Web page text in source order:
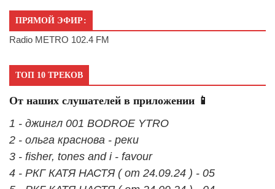
ПРЯМОЙ ЭФИР:
Radio METRO 102.4 FM
ТОП 10 ТРЕКОВ
От наших слушателей в приложении 📱
1 - джингл 001 BODROE YTRO
2 - ольга краснова - реки
3 - fisher, tones and i - favour
4 - РКГ КАТЯ НАСТЯ ( от 24.09.24 ) - 05